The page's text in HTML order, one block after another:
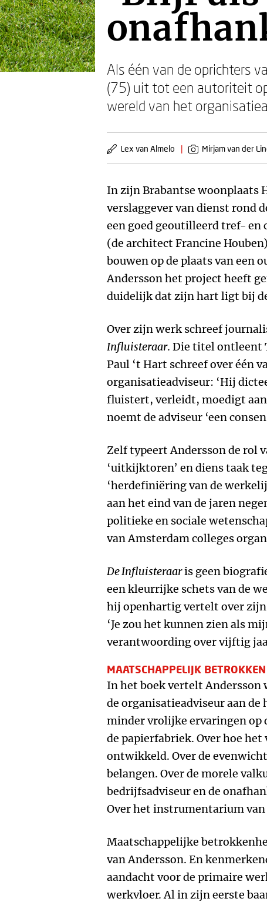
Als één van de oprichters
(75) uit tot een autoriteit
wereld van het
Lex van Almelo | Mirjam van der
In zijn Brabantse woonplaats
verslaggever van dienst rond
een goed geoutilleerd tref-
(de architect Francine
bouwen op de plaats van een
Andersson het project heeft
duidelijk dat zijn hart ligt bij
Over zijn werk schreef
Influisteraar. Die titel ontleent
Paul ‘t Hart schreef over één
organisatieadviseur: ‘Hij
fluistert, verleidt, moedigt
noemt de adviseur ‘een
Zelf typeert Andersson de rol
‘uitkijktoren’ en diens taak
‘herdefiniëring van de
aan het eind van de jaren
politieke en sociale
van Amsterdam colleges
De Influisteraaris geen
een kleurrijke schets van de
hij openhartig vertelt over
‘Je zou het kunnen zien als
verantwoording over vijftig
MAATSCHAPPELIJK BETROKKEN
In het boek vertelt Andersson
de organisatieadviseur aan
minder vrolijke ervaringen op
de papierfabriek. Over hoe
ontwikkeld. Over de
belangen. Over de morele
bedrijfsadviseur en de
Over het instrumentarium
Maatschappelijke
van Andersson. En
aandacht voor de primaire
werkvloer. Al in zijn eerste